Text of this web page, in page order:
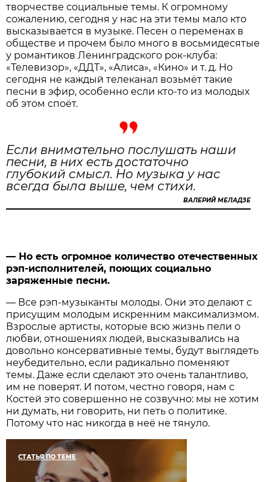
творчестве социальные темы. К огромному
сожалению, сегодня у нас на эти темы мало кто
высказывается в музыке. Песен о переменах в
обществе и прочем было много в восьмидесятые
у романтиков Ленинградского рок-клуба:
«Телевизор», «ДДТ», «Алиса», «Кино» и т. д. Но
сегодня не каждый телеканал возьмёт такие
песни в эфир, особенно если кто-то из молодых
об этом споёт.
Если внимательно послушать наши
песни, в них есть достаточно
глубокий смысл. Но музыка у нас
всегда была выше, чем стихи.
ВАЛЕРИЙ МЕЛАДЗЕ
— Но есть огромное количество отечественных
рэп-исполнителей, поющих социально
заряженные песни.
— Все рэп-музыканты молоды. Они это делают с
присущим молодым искренним максимализмом.
Взрослые артисты, которые всю жизнь пели о
любви, отношениях людей, высказывались на
довольно консервативные темы, будут выглядеть
неубедительно, если радикально поменяют
темы. Даже если сделают это очень талантливо,
им не поверят. И потом, честно говоря, нам с
Костей это совершенно не созвучно: мы не хотим
ни думать, ни говорить, ни петь о политике.
Потому что нас никогда в неё не тянуло.
СТАТЬЯ ПО ТЕМЕ